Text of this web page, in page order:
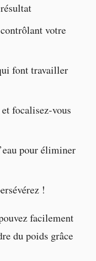
votre
font travailler
focalisez-vous
pour éliminer
!
facilement
du poids grâce